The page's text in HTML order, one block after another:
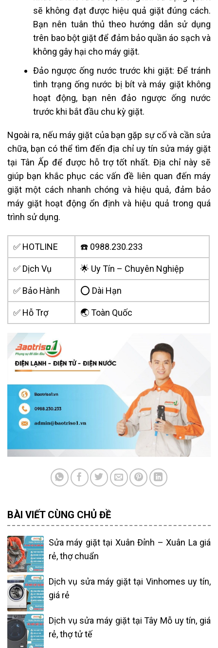
sẽ không đạt được hiệu quả giặt đúng cách.
Bạn nên tuân thủ theo hướng dẫn sử dụng
trên bao bột giặt để đảm bảo quần áo sạch và
không gây hại cho máy giặt.
Đảo ngược ống nước trước khi giặt: Để tránh
tình trạng ống nước bị bít và máy giặt không
hoạt động, bạn nên đảo ngược ống nước
trước khi bắt đầu chu kỳ giặt.
Ngoài ra, nếu máy giặt của bạn gặp sự cố và cần sửa
chữa, bạn có thể tìm đến địa chỉ uy tín sửa máy giặt
tại Tân Ấp để được hỗ trợ tốt nhất. Địa chỉ này sẽ
giúp bạn khắc phục các vấn đề liên quan đến máy
giặt một cách nhanh chóng và hiệu quả, đảm bảo
máy giặt hoạt động ổn định và hiệu quả trong quá
trình sử dụng.
✅ HOTLINE ☎️ 0988.230.233
✅ Dịch Vụ 🌟 Uy Tín – Chuyên Nghiệp
✅ Bảo Hành ⭕ Dài Hạn
✅ Hỗ Trợ 🌏 Toàn Quốc
BÀI VIẾT CÙNG CHỦ ĐỀ
Sửa máy giặt tại Xuân Đỉnh – Xuân La giá
rẻ, thợ chuẩn
Dịch vụ sửa máy giặt tại Vinhomes uy tín,
giá rẻ
Dịch vụ sửa máy giặt tại Tây Mỗ uy tín, giá
rẻ, thợ tử tế